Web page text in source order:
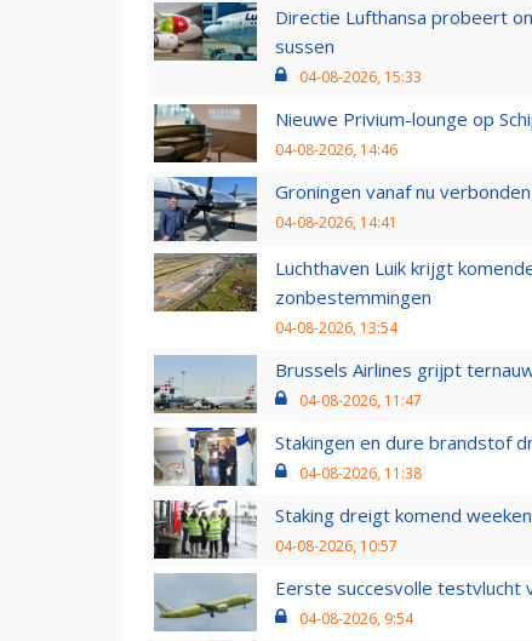
Directie Lufthansa probeert
sussen
04-08-2026, 15:33
Nieuwe Privium-lounge op
04-08-2026, 14:46
Groningen vanaf nu
04-08-2026, 14:41
Luchthaven Luik krijgt
zonbestemmingen
04-08-2026, 13:54
Brussels Airlines grijpt
04-08-2026, 11:47
Stakingen en dure brandstof
04-08-2026, 11:38
Staking dreigt komend
04-08-2026, 10:57
Eerste succesvolle testvlucht
04-08-2026, 9:54